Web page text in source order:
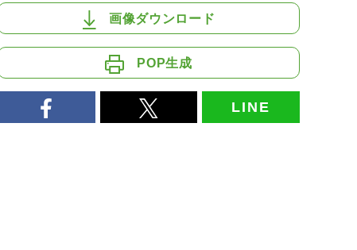
画像ダウンロード
POP生成
LINE